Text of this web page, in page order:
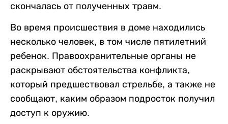
скончалась от полученных травм.
Во время происшествия в доме находились
несколько человек, в том числе пятилетний
ребенок. Правоохранительные органы не
раскрывают обстоятельства конфликта,
который предшествовал стрельбе, а также не
сообщают, каким образом подросток получил
доступ к оружию.